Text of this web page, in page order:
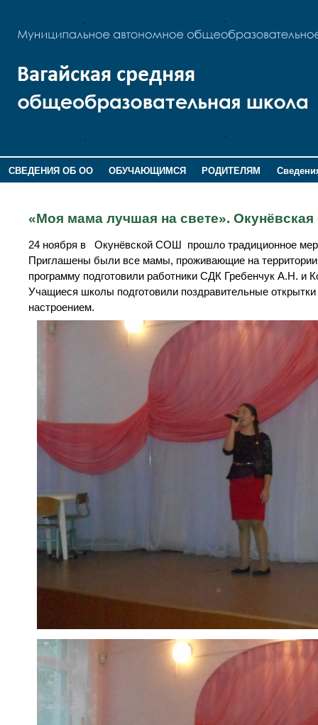
СВЕДЕНИЯ ОБ ОО ОБУЧАЮЩИМСЯ РОДИТЕЛЯМ
«Моя мама лучшая на свете».
24 ноября в Окунёвской СОШ прошло традиционное
Приглашены были все мамы, проживающие на
программу подготовили работники СДК Гребенчук А.Н.
Учащиеся школы подготовили поздравительные
настроением.